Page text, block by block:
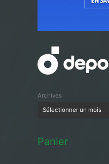
Archives
Panier